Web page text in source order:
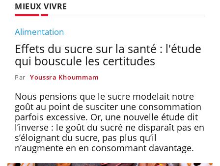
MIEUX VIVRE
Alimentation
Effets du sucre sur la santé : l'étude
qui bouscule les certitudes
Par Youssra Khoummam
Nous pensions que le sucre modelait notre
goût au point de susciter une consommation
parfois excessive. Or, une nouvelle étude dit
l’inverse : le goût du sucré ne disparaît pas en
s’éloignant du sucre, pas plus qu’il
n’augmente en en consommant davantage.